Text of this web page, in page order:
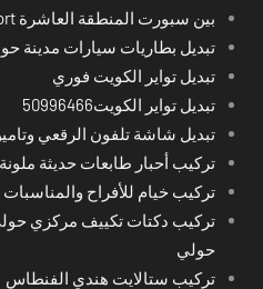
بين سبورت المنطقة العاشرة Bein sport في الكويت
تبديل بطاريات سيارات مدينة
تبديل تواير الكويت فوري
تبديل تواير الكويت50996466
تبديل شاشة تلفون الرقعي
تركيب أحبار طابعات حديثة
تركيب خيام للأفراح
تركيب دكتات تكييف مركزي
حولي
تركيب ستالايت هندي الفنطاس